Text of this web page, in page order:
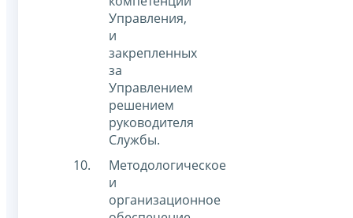
Управления,
и
закрепленных
за
Управлением
решением
руководителя
Службы.
Методологическое
и
организационное